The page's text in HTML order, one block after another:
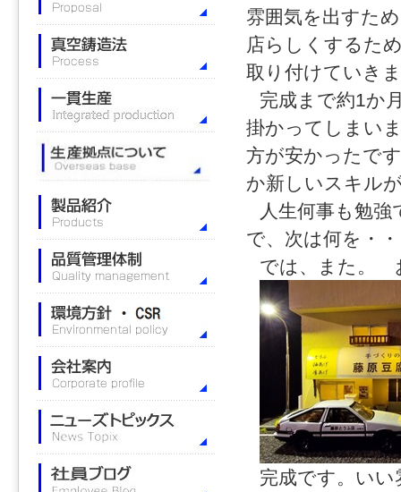
雰囲気を出すた
店らしくするた
取り付けていき
完成まで約1か
掛かってしまい
方が安かったで
か新しいスキル
人生何事も勉
で、次は何を・
では、また。
完成です。い